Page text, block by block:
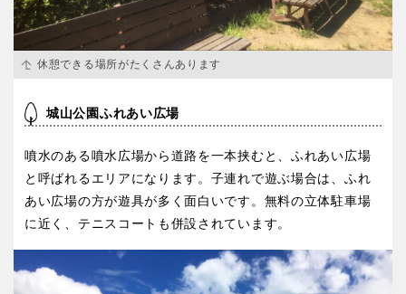
休憩できる場所がたくさんあります
城山公園ふれあい広場
噴水のある噴水広場から道路を一本挟むと、ふれあい広場
と呼ばれるエリアになります。子連れで遊ぶ場合は、ふれ
あい広場の方が遊具が多く面白いです。無料の立体駐車場
に近く、テニスコートも併設されています。